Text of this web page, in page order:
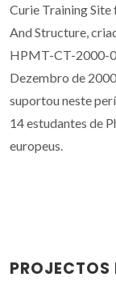
Curie Training
And Structure,
HPMT-CT-2000-
Dezembro de
suportou neste
14 estudantes de
europeus.